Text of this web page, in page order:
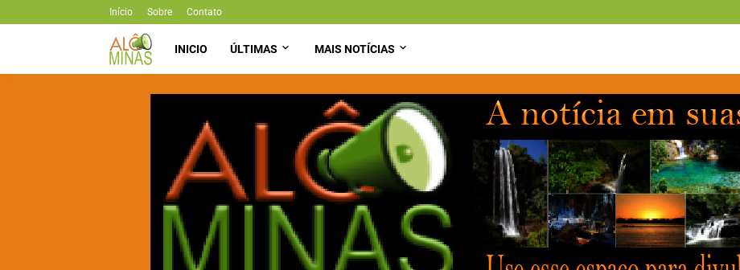
Início Sobre Contato
INICIO ÚLTIMAS MAIS NOTÍCIAS